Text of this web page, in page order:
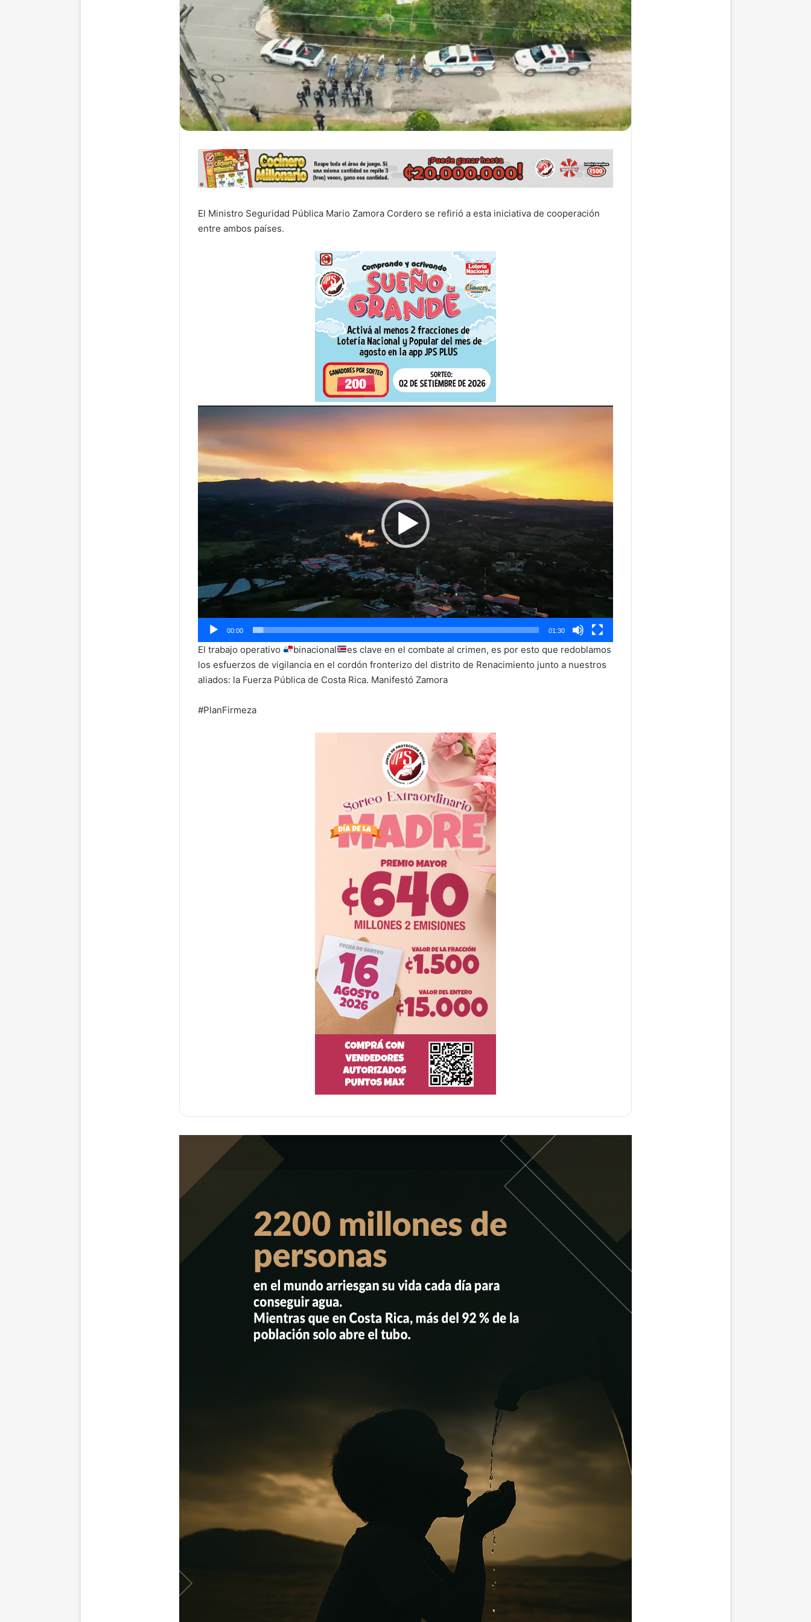
El Ministro Seguridad Pública Mario Zamora Cordero se refirió a esta iniciativa de cooperación
entre ambos países.
de
vídeo
00:00 01:30
El trabajo operativo binacional
es clave en el combate al crimen, es por esto que redoblamos
los esfuerzos de vigilancia en el cordón fronterizo del distrito de Renacimiento junto a nuestros
aliados: la Fuerza Pública de Costa Rica. Manifestó Zamora
#PlanFirmeza